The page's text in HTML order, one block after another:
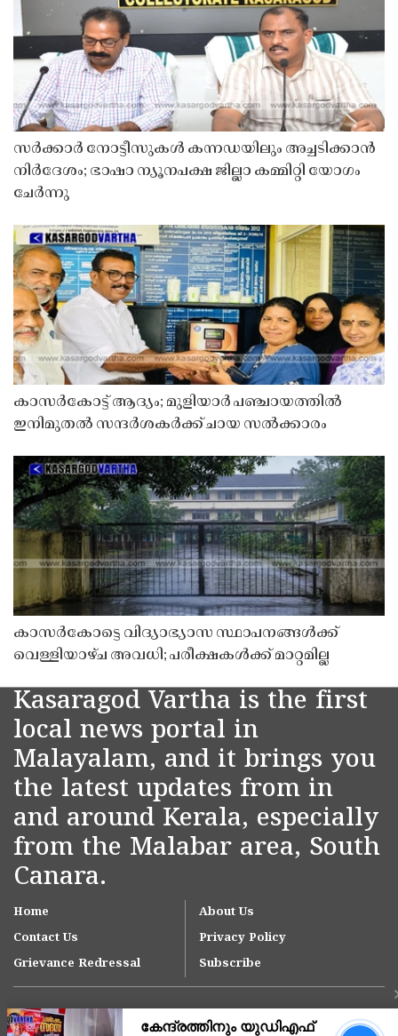
സർക്കാർ നോട്ടീസുകൾ കന്നഡയിലും അച്ചടിക്കാൻ
നിർദേശം; ഭാഷാ ന്യൂനപക്ഷ ജില്ലാ കമ്മിറ്റി യോഗം
ചേർന്നു
കാസർകോട്ട് ആദ്യം; മുളിയാർ പഞ്ചായത്തിൽ
ഇനിമുതൽ സന്ദർശകർക്ക് ചായ സൽക്കാരം
കാസർകോട്ടെ വിദ്യാഭ്യാസ സ്ഥാപനങ്ങൾക്ക്
വെള്ളിയാഴ്ച അവധി; പരീക്ഷകൾക്ക് മാറ്റമില്ല
Kasaragod Vartha is the first
local news portal in
Malayalam, and it brings you
the latest updates from in
and around Kerala, especially
from the Malabar area, South
Canara.
Home
About Us
Contact Us
Privacy Policy
Grievance Redressal
Subscribe